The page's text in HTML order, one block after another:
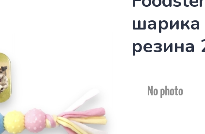
шарика
резина